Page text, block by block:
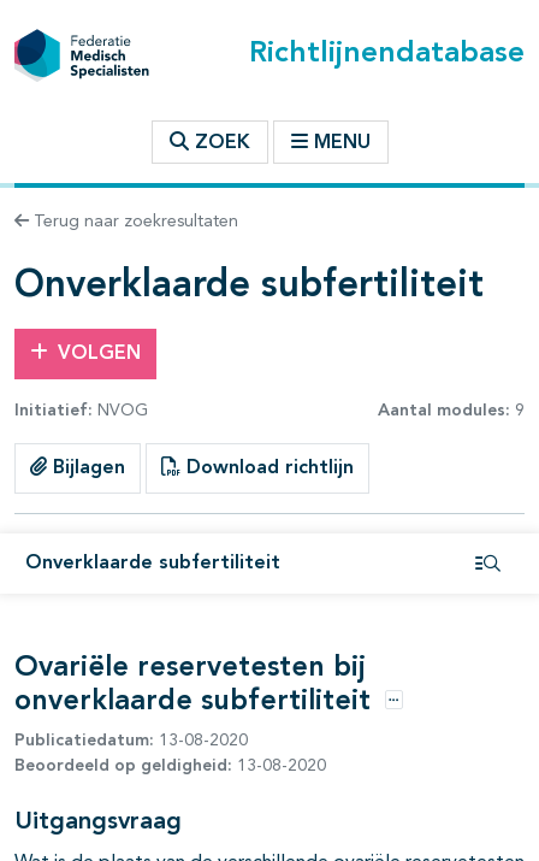
Richtlijnendatabase
ZOEK MENU
Terug naar zoekresultaten
Onverklaarde subfertiliteit
VOLGEN
Initiatief: NVOG Aantal modules: 9
Bijlagen Download richtlijn
Onverklaarde subfertiliteit
binnen deze richtlijn
Ovariële reservetesten bij
onverklaarde subfertiliteit
Opties
Publicatiedatum: 13-08-2020
Beoordeeld op geldigheid: 13-08-2020
Uitgangsvraag